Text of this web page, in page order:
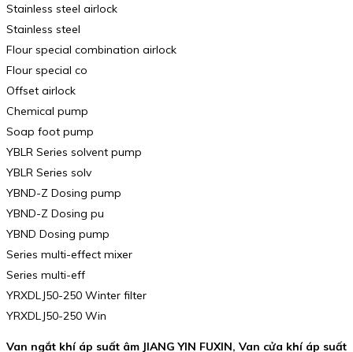
Stainless steel airlock
Stainless steel
Flour special combination airlock
Flour special co
Offset airlock
Chemical pump
Soap foot pump
YBLR Series solvent pump
YBLR Series solv
YBND-Z Dosing pump
YBND-Z Dosing pu
YBND Dosing pump
Series multi-effect mixer
Series multi-eff
YRXDLJ50-250 Winter filter
YRXDLJ50-250 Win
Van ngắt khí áp suất âm JIANG YIN FUXIN, Van cửa khí áp suất